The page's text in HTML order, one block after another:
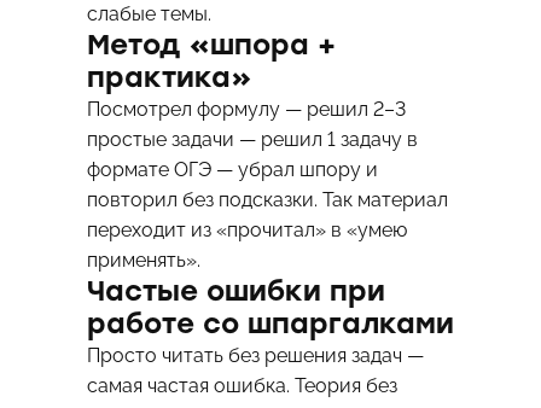
слабые темы.
Метод «шпора +
практика»
Посмотрел формулу — решил 2–3
простые задачи — решил 1 задачу в
формате ОГЭ — убрал шпору и
повторил без подсказки. Так материал
переходит из «прочитал» в «умею
применять».
Частые ошибки при
работе со шпаргалками
Просто читать без решения задач —
самая частая ошибка. Теория без